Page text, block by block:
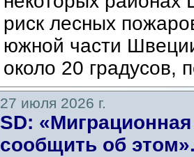
риск лесных
южной части
около 20 градусов,
27 июля 2026 г.
SD:
сообщить об